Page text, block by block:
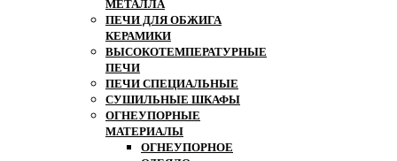
МЕТАЛЛА
ПЕЧИ ДЛЯ ОБЖИГА
КЕРАМИКИ
ВЫСОКОТЕМПЕРАТУРНЫЕ
ПЕЧИ
ПЕЧИ СПЕЦИАЛЬНЫЕ
СУШИЛЬНЫЕ ШКАФЫ
ОГНЕУПОРНЫЕ
МАТЕРИАЛЫ
ОГНЕУПОРНОЕ